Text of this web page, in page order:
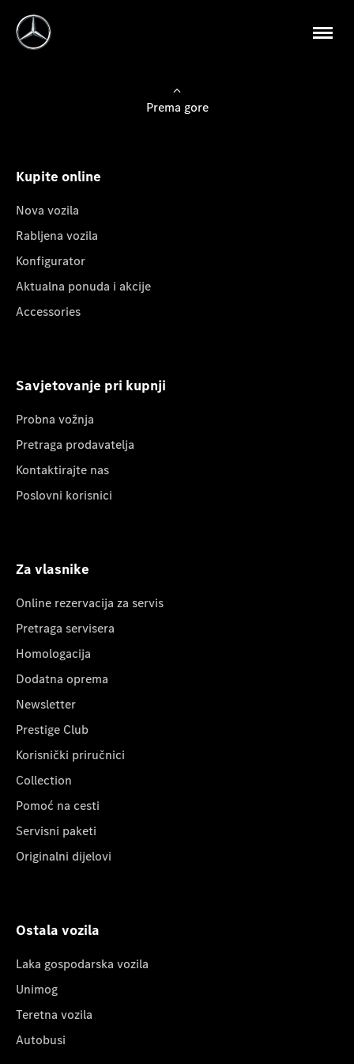
Prema gore
Kupite online
Nova vozila
Rabljena vozila
Konfigurator
Aktualna ponuda i akcije
Accessories
Savjetovanje pri kupnji
Probna vožnja
Pretraga prodavatelja
Kontaktirajte nas
Poslovni korisnici
Za vlasnike
Online rezervacija za servis
Pretraga servisera
Homologacija
Dodatna oprema
Newsletter
Prestige Club
Korisnički priručnici
Collection
Pomoć na cesti
Servisni paketi
Originalni dijelovi
Ostala vozila
Laka gospodarska vozila
Unimog
Teretna vozila
Autobusi